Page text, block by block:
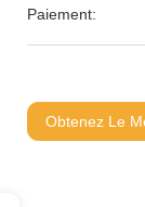
Paiement:
Obtenez Le